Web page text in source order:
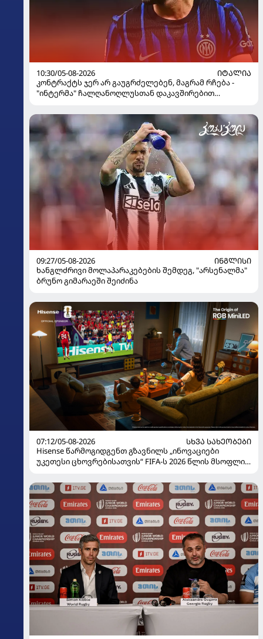
10:30/05-08-2026
ᲘᲢᲐᲚᲘᲐ
კონტრაქტს ჯერ არ გაუგრძელებენ, მაგრამ რჩება -
"ინტერმა" ჩალღანოღლუსთან დაკავშირებით
09:27/05-08-2026
ᲘᲜᲒᲚᲘᲡᲘ
ხანგლძრივი მოლაპარაკებების შემდეგ, "არსენალმა"
ბრუნო გიმარაეში შეიძინა
07:12/05-08-2026
ᲡᲮᲕᲐ ᲡᲐᲮᲔᲝᲑᲔᲑᲘ
Hisense წარმოგიდგენთ გზავნილს „ინოვაციები
უკეთესი ცხოვრებისათვის“ FIFA-ს 2026 წლის მსოფლიო